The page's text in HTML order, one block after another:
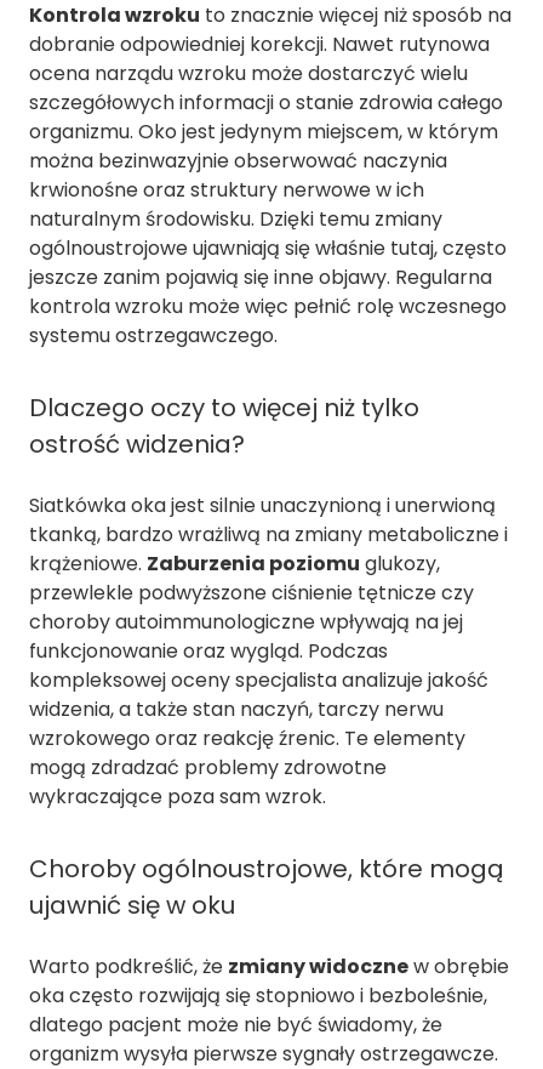
Kontrola wzroku to znacznie więcej niż sposób na
dobranie odpowiedniej korekcji. Nawet rutynowa
ocena narządu wzroku może dostarczyć wielu
szczegółowych informacji o stanie zdrowia całego
organizmu. Oko jest jedynym miejscem, w którym
można bezinwazyjnie obserwować naczynia
krwionośne oraz struktury nerwowe w ich
naturalnym środowisku. Dzięki temu zmiany
ogólnoustrojowe ujawniają się właśnie tutaj, często
jeszcze zanim pojawią się inne objawy. Regularna
kontrola wzroku może więc pełnić rolę wczesnego
systemu ostrzegawczego.
Dlaczego oczy to więcej niż tylko
ostrość widzenia?
Siatkówka oka jest silnie unaczynioną i unerwioną
tkanką, bardzo wrażliwą na zmiany metaboliczne i
krążeniowe. Zaburzenia poziomu glukozy,
przewlekle podwyższone ciśnienie tętnicze czy
choroby autoimmunologiczne wpływają na jej
funkcjonowanie oraz wygląd. Podczas
kompleksowej oceny specjalista analizuje jakość
widzenia, a także stan naczyń, tarczy nerwu
wzrokowego oraz reakcję źrenic. Te elementy
mogą zdradzać problemy zdrowotne
wykraczające poza sam wzrok.
Choroby ogólnoustrojowe, które mogą
ujawnić się w oku
Warto podkreślić, że zmiany widocznew obrębie
oka często rozwijają się stopniowo i bezboleśnie,
dlatego pacjent może nie być świadomy, że
organizm wysyła pierwsze sygnały ostrzegawcze.